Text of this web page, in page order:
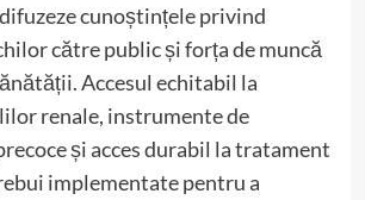
cunoștințele privind
către public și forța de muncă
Accesul echitabil la
renale, instrumente de
și acces durabil la tratament
implementate pentru a